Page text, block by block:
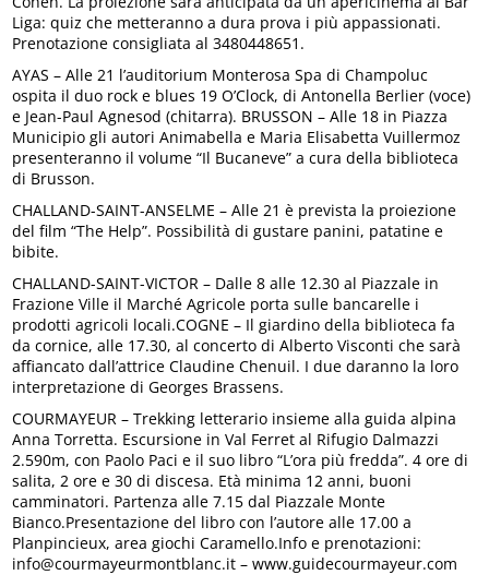
Liga: quiz che metteranno a dura prova i più appassionati.
Prenotazione consigliata al 3480448651.
AYAS – Alle 21 l’auditorium Monterosa Spa di Champoluc
ospita il duo rock e blues 19 O’Clock, di Antonella Berlier (voce)
e Jean-Paul Agnesod (chitarra). BRUSSON – Alle 18 in Piazza
Municipio gli autori Animabella e Maria Elisabetta Vuillermoz
presenteranno il volume “Il Bucaneve” a cura della biblioteca
di Brusson.
CHALLAND-SAINT-ANSELME – Alle 21 è prevista la proiezione
del film “The Help”. Possibilità di gustare panini, patatine e
bibite.
CHALLAND-SAINT-VICTOR – Dalle 8 alle 12.30 al Piazzale in
Frazione Ville il Marché Agricole porta sulle bancarelle i
prodotti agricoli locali.COGNE – Il giardino della biblioteca fa
da cornice, alle 17.30, al concerto di Alberto Visconti che sarà
affiancato dall’attrice Claudine Chenuil. I due daranno la loro
interpretazione di Georges Brassens.
COURMAYEUR – Trekking letterario insieme alla guida alpina
Anna Torretta. Escursione in Val Ferret al Rifugio Dalmazzi
2.590m, con Paolo Paci e il suo libro “L’ora più fredda”. 4 ore di
salita, 2 ore e 30 di discesa. Età minima 12 anni, buoni
camminatori. Partenza alle 7.15 dal Piazzale Monte
Bianco.Presentazione del libro con l’autore alle 17.00 a
Planpincieux, area giochi Caramello.Info e prenotazioni:
info@courmayeurmontblanc.it – www.guidecourmayeur.com